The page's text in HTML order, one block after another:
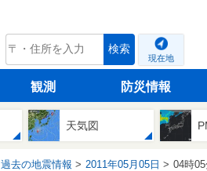
tenki.jp 検索
現在地
観測 防災情報
天気図
過去の地震情報 2011年05月05日 04時